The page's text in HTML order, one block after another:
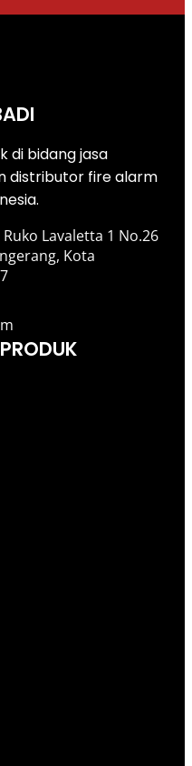
di bidang jasa
distributor fire alarm
Lavaletta 1 No.26
Kota